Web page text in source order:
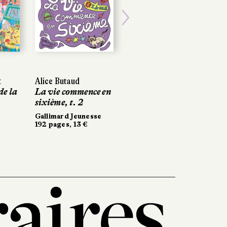
la
Alice Butaud
La vie commence en
sixième, t. 2
Gallimard Jeunesse
192 pages, 13 €